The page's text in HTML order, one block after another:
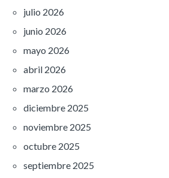
julio 2026
junio 2026
mayo 2026
abril 2026
marzo 2026
diciembre 2025
noviembre 2025
octubre 2025
septiembre 2025